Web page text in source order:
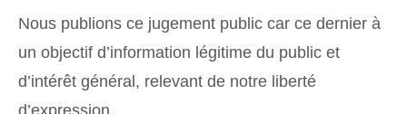
Nous publions ce jugement public car ce dernier à
un objectif d’information légitime du public et
d’intérêt général, relevant de notre liberté